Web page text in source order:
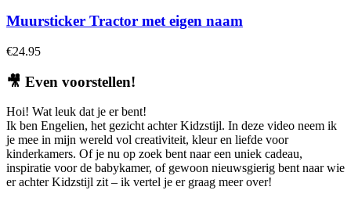
Muursticker Tractor met eigen naam
€24.95
🎥 Even voorstellen!
Hoi! Wat leuk dat je er bent!
Ik ben Engelien, het gezicht achter Kidzstijl. In deze video neem ik
je mee in mijn wereld vol creativiteit, kleur en liefde voor
kinderkamers. Of je nu op zoek bent naar een uniek cadeau,
inspiratie voor de babykamer, of gewoon nieuwsgierig bent naar wie
er achter Kidzstijl zit – ik vertel je er graag meer over!